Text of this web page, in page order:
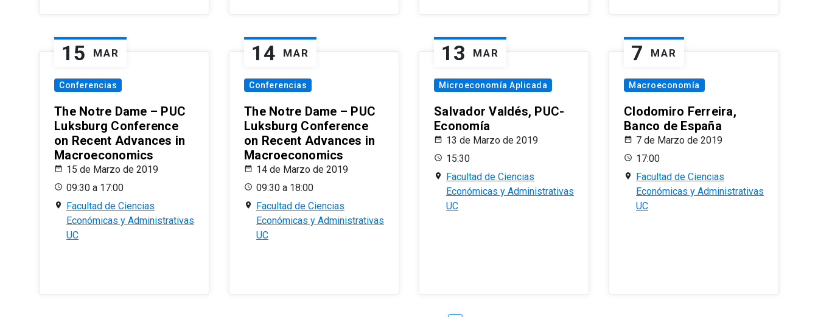
15 MAR
Conferencias
The Notre Dame – PUC
Luksburg Conference
on Recent Advances in
Macroeconomics
15 de Marzo de 2019
09:30 a 17:00
Facultad de Ciencias
Económicas y Administrativas
UC
14 MAR
Conferencias
The Notre Dame – PUC
Luksburg Conference
on Recent Advances in
Macroeconomics
14 de Marzo de 2019
09:30 a 18:00
Facultad de Ciencias
Económicas y Administrativas
UC
13 MAR
Microeconomía Aplicada
Salvador Valdés, PUC-
Economía
13 de Marzo de 2019
15:30
Facultad de Ciencias
Económicas y Administrativas
UC
7 MAR
Macroeconomía
Clodomiro Ferreira,
Banco de España
7 de Marzo de 2019
17:00
Facultad de Ciencias
Económicas y Administrativas
UC